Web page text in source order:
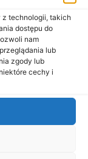
z technologii, takich
dostępu do
nam
lub
zgody lub
cechy i